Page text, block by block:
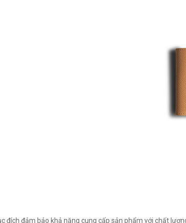
đích đảm bảo khả năng cung cấp sản phẩm với chất